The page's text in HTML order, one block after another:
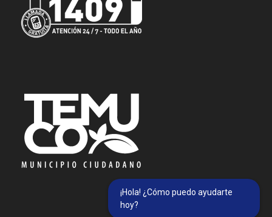
¡Hola! ¿Cómo puedo ayudarte
hoy?